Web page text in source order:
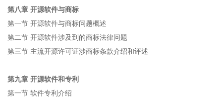
第八章 开源软件与商标
第一节 开源软件与商标问题概述
第二节 开源软件涉及到的商标法律问题
第三节 主流开源许可证涉商标条款介绍和评述
第九章 开源软件和专利
第一节 软件专利介绍